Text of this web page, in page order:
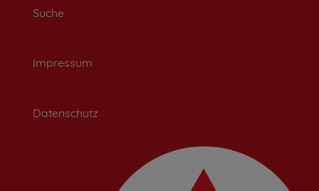
Suche
Impressum
Datenschutz